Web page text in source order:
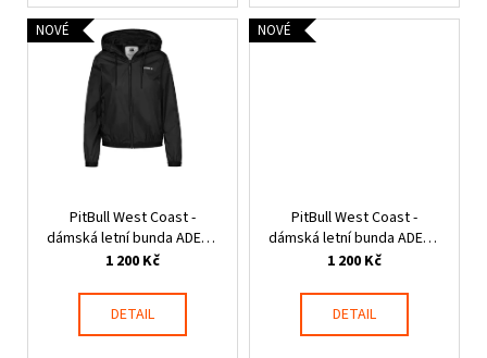
NOVÉ
PitBull West Coast -
dámská letní bunda ADENA
černá
1 200 Kč
DETAIL
NOVÉ
PitBull West Coast -
dámská letní bunda ADENA
růžová
1 200 Kč
DETAIL
Kč